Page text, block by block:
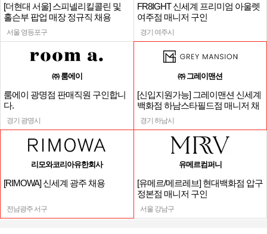
[더현대 서울] 스피넬리킬콜린 및
홀슨부 팝업 매장 정규직 채용
서울 영등포구
FR8IGHT 신세계 프리미엄 아울렛
여주점 매니저 구인
경기 여주시
㈜ 룸에이
룸에이 광명점 판매직원 구인합니
다.
경기 광명시
㈜ 그레이맨션
[신입지원가능] 그레이맨션 신세계
백화점 하남스타필드점 매니저 채
용
경기 하남시
리모와코리아유한회사
[RIMOWA] 신세계 광주 채용
전남광주 서구
유메르컴퍼니
[유메르/메르레브] 현대백화점 압구
정본점 매니저 구인
서울 강남구